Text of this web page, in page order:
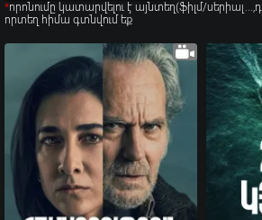
*որոնումը կատարվելու է այնտեղ(ֆիլմ/
որտեղ հիմա գտնվում եք